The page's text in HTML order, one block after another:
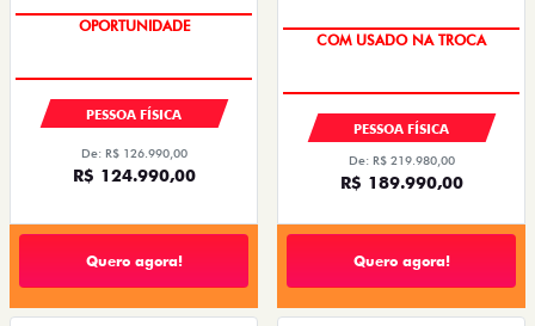
OPORTUNIDADE
PESSOA FÍSICA
De: R$ 126.990,00
R$ 124.990,00
Quero agora!
COM USADO NA TROCA
PESSOA FÍSICA
De: R$ 219.980,00
R$ 189.990,00
Quero agora!